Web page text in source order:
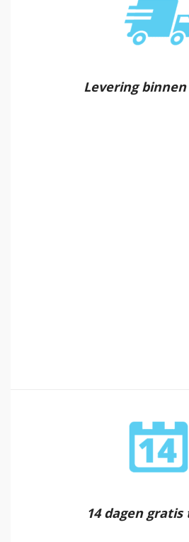
Levering
14 dagen gratis